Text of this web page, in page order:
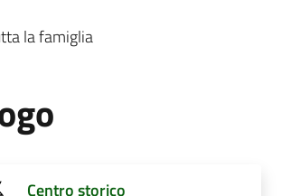
la famiglia
Centro storico